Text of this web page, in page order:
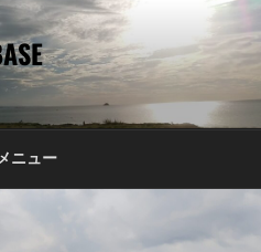
メニュー